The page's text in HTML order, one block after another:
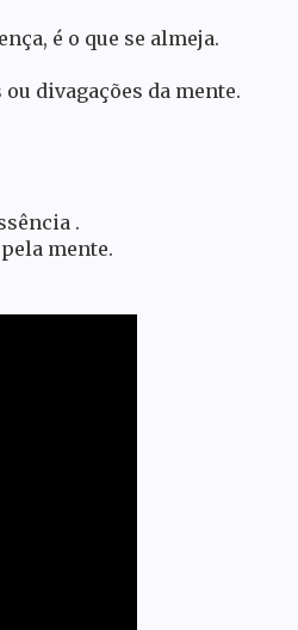
é o que se almeja.
divagações da mente.
.
mente.